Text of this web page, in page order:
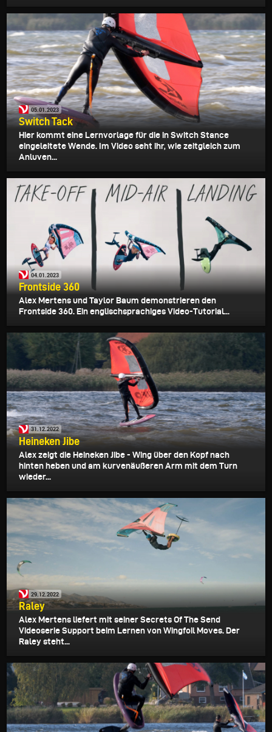
05.01.2023
Switch Tack
Hier kommt eine Lernvorlage für die in Switch Stance
eingeleitete Wende. Im Video seht ihr, wie zeitgleich zum
Anluven...
04.01.2023
Frontside 360
Alex Mertens und Taylor Baum demonstrieren den
Frontside 360. Ein englischsprachiges Video-Tutorial...
31.12.2022
Heineken Jibe
Alex zeigt die Heineken Jibe - Wing über den Kopf nach
hinten heben und am kurvenäußeren Arm mit dem Turn
wieder...
29.12.2022
Raley
Alex Mertens liefert mit seiner Secrets Of The Send
Videoserie Support beim Lernen von Wingfoil Moves. Der
Raley steht...